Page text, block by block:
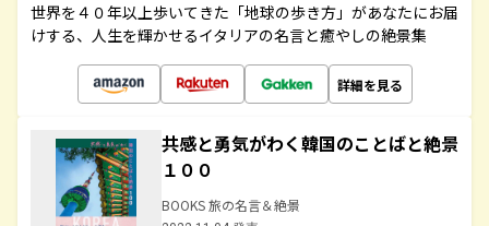
世界を４０年以上歩いてきた「地球の歩き方」があなたにお届
けする、人生を輝かせるイタリアの名言と癒やしの絶景集
詳細を見る
共感と勇気がわく韓国のことばと絶景
１００
BOOKS 旅の名言＆絶景